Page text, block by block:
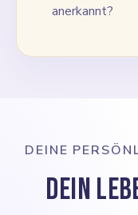
anerkannt?
DEINE
Dein